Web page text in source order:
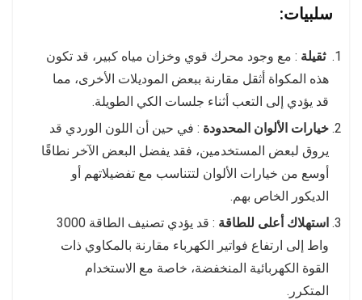
سلبيات:
ثقيلة : مع وجود محرك قوي وخزان مياه كبير، قد تكون
هذه المكواة أثقل مقارنة ببعض الموديلات الأخرى، مما
قد يؤدي إلى التعب أثناء جلسات الكي الطويلة.
خيارات الألوان المحدودة : في حين أن اللون الوردي قد
يروق لبعض المستخدمين، فقد يفضل البعض الآخر نطاقًا
أوسع من خيارات الألوان لتتناسب مع تفضيلاتهم أو
الديكور الخاص بهم.
استهلاك أعلى للطاقة
: قد يؤدي تصنيف الطاقة 3000
واط إلى ارتفاع فواتير الكهرباء مقارنة بالمكاوي ذات
القوة الكهربائية المنخفضة، خاصة مع الاستخدام
المتكرر.